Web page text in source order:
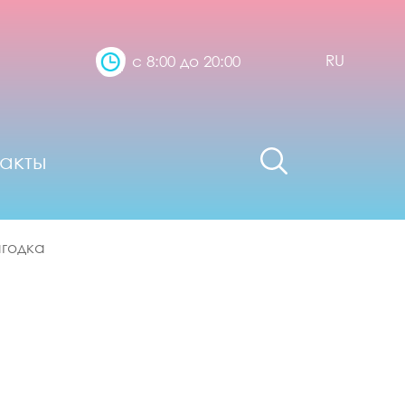
с 8:00 до 20:00 RU